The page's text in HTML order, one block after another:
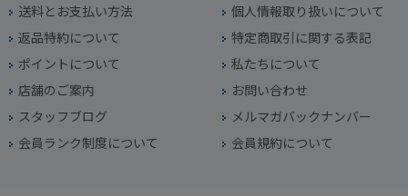
送料とお支払い方法
個人情報取り扱いについて
返品特約について
特定商取引に関する表記
ポイントについて
私たちについて
店舗のご案内
お問い合わせ
スタッフブログ
メルマガバックナンバー
会員ランク制度について
会員規約について